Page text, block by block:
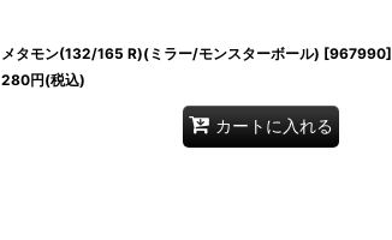
メタモン(132/165 R)(ミラー/モンスターボール) [967990]
280円(税込)
カートに入れる